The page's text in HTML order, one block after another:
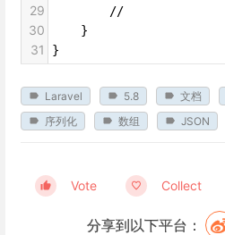
29
        //
30
    }
31 }
Laravel 5.8 文档
序列化
数组 JSON
Vote Collect
分享到以下平台：